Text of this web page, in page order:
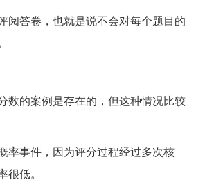
阅答卷，也就是说不会对每个题目的
数的案例是存在的，但这种情况比较
率事件，因为评分过程经过多次核
低。